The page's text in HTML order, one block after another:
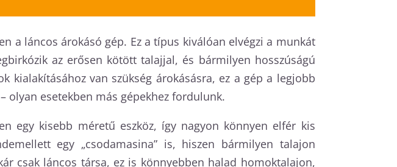
a láncos árokásó gép. Ez a típus kiválóan elvégzi a munkát
az erősen kötött talajjal, és bármilyen hosszúságú
kialakításához van szükség árokásásra, ez a gép a legjobb
olyan esetekben más gépekhez fordulunk.
egy kisebb méretű eszköz, így nagyon könnyen elfér kis
egy „csodamasina” is, hiszen bármilyen talajon
csak láncos társa, ez is könnyebben halad homoktalajon,